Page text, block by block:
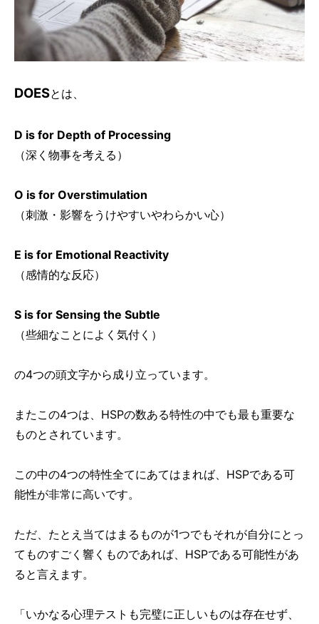
DOESとは、
D is for Depth of Processing
（深く物事を考える）
O is for Overstimulation
（刺激・影響をうけやすいやわらかい心）
E is for Emotional Reactivity
（感情的な反応）
S is for Sensing the Subtle
（些細なことによく気付く）
の4つの頭文字から成り立っています。
またこの4つは、HSPの数ある特性の中でも最も重要な
ものとされています。
この中の4つの特性全てにあてはまれば、HSPである可
能性が非常に高いです。
ただ、たとえ当てはまるものが1つでもそれが自分にとっ
てものすごく響くものであれば、HSPである可能性があ
ると言えます。
「いかなる心理テストも完璧に正しいものは存在せず、